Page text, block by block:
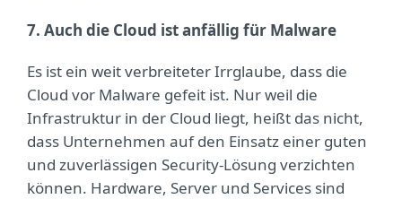
7. Auch die Cloud ist anfällig für Malware
Es ist ein weit verbreiteter Irrglaube, dass die
Cloud vor Malware gefeit ist. Nur weil die
Infrastruktur in der Cloud liegt, heißt das nicht,
dass Unternehmen auf den Einsatz einer guten
und zuverlässigen Security-Lösung verzichten
können. Hardware, Server und Services sind